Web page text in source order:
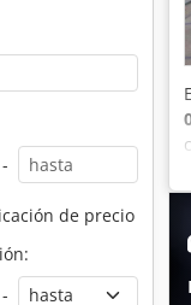
-
de precio
-